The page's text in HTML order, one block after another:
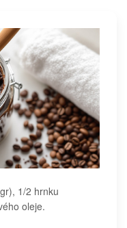
1/2 hrnku
oleje.